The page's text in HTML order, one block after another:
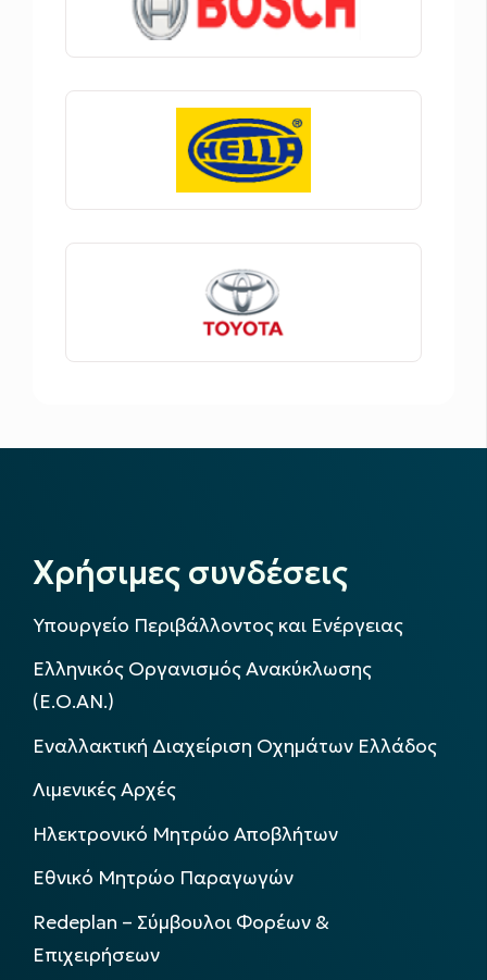
Χρήσιμες συνδέσεις
Υπουργείο Περιβάλλοντος και Ενέργειας
Ελληνικός Οργανισμός Ανακύκλωσης
(Ε.Ο.ΑΝ.)
Εναλλακτική Διαχείριση Οχημάτων Ελλάδος
Λιμενικές Αρχές
Ηλεκτρονικό Μητρώο Αποβλήτων
Εθνικό Μητρώο Παραγωγών
Redeplan – Σύμβουλοι Φορέων &
Επιχειρήσεων